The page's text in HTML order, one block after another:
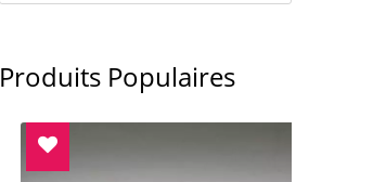
Produits Populaires